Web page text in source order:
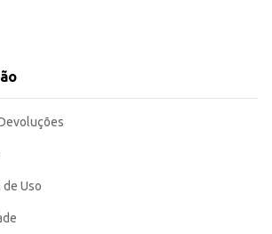
se adapta a diferentes ocasiões.
Uso